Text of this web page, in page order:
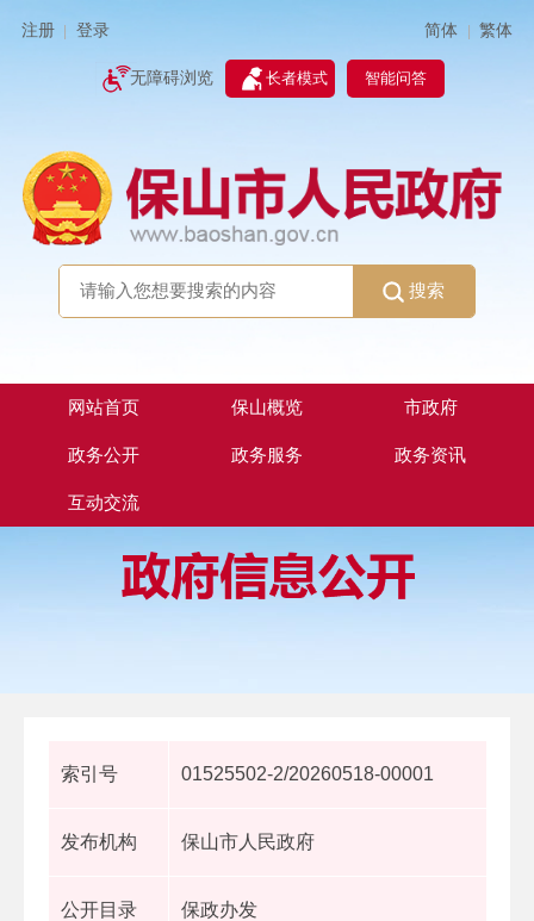
注册 登录 简体 | 繁体
无障碍浏览 长者模式 智能问答
搜索
网站首页 保山概览 市政府
政务公开 政务服务 政务资讯
互动交流
索引号 01525502-2/20260518-00001
发布机构 保山市人民政府
公开目录 保政办发